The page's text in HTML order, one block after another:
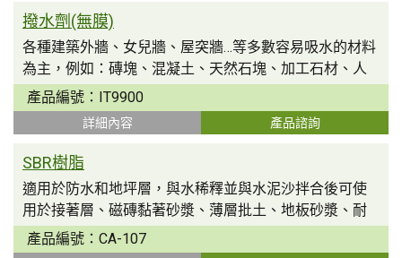
撥水劑(無膜)
各種建築外牆、女兒牆、屋突牆…等多數容易吸水的材料
為主，例如：磚塊、混凝土、天然石塊、加工石材、人
行...
產品編號： IT9900
詳細內容 產品諮詢
SBR樹脂
適用於防水和地坪層，與水稀釋並與水泥沙拌合後可使
用於接著層、磁磚黏著砂漿、薄層批土、地板砂漿、耐
膜面...
產品編號： CA-107